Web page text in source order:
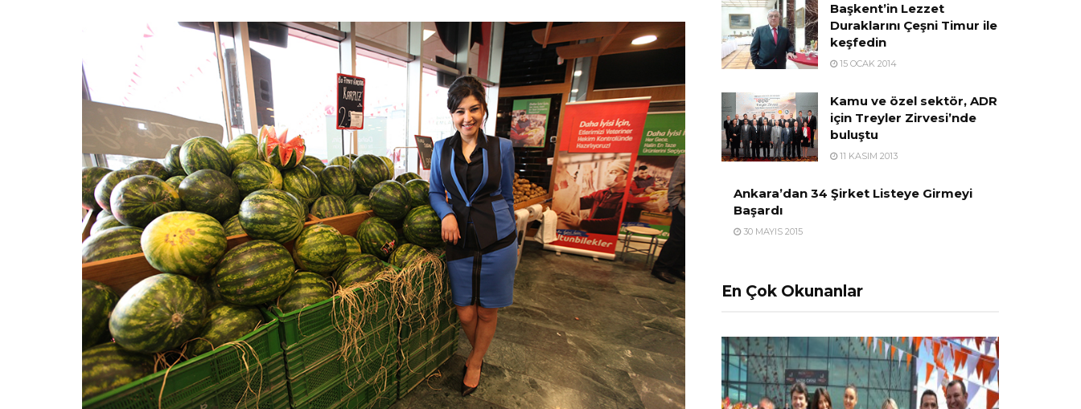
Başkent’in Lezzet
Duraklarını Çeşni Timur ile
keşfedin
15 OCAK 2014
Kamu ve özel sektör, ADR
için Treyler Zirvesi’nde
buluştu
11 KASIM 2013
Ankara’dan 34 Şirket Listeye Girmeyi
Başardı
30 MAYIS 2015
En Çok Okunanlar